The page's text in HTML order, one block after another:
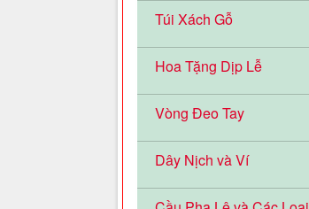
Túi Xách Gỗ
Hoa Tặng Dịp Lễ
Vòng Đeo Tay
Dây Nịch và Ví